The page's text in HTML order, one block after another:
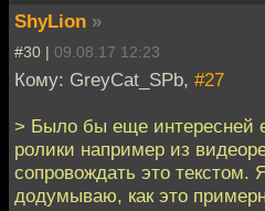
ShyLion »
#30 | 09.08.17 12:23
Кому: GreyCat_SPb, #27
> Было бы еще интересней
ролики например из
сопровождать это
додумываю, как это